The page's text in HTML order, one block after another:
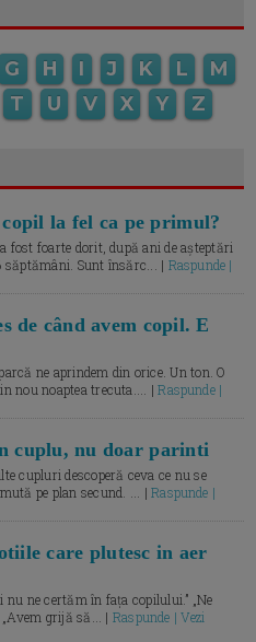
G H I J K L
M
T U V X Y Z
la fel ca pe primul?
fost foarte dorit, după ani de așteptări
săptămâni. Sunt însărc... | Raspunde |
de când avem copil. E
ne aprindem din orice. Un ton. O
nou noaptea trecuta.... |Raspunde |
cuplu, nu doar parinti
cupluri descoperă ceva ce nu se
pe plan secund. ... |Raspunde |
care plutesc in aer
ne certăm în fața copilului.” „Ne
grijă să... | Raspunde | Vezi